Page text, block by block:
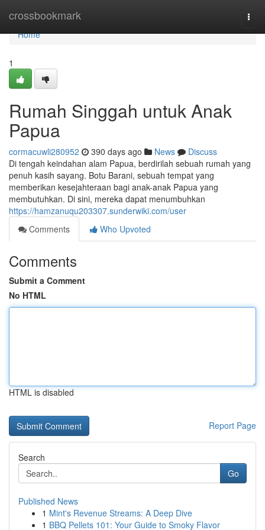
crossbookmark
Home
Home
1
Rumah Singgah untuk Anak
Papua
cormacuwli280952 390 days ago News
Discuss
Di tengah keindahan alam Papua, berdirilah sebuah rumah yang
penuh kasih sayang. Botu Barani, sebuah tempat yang
memberikan kesejahteraan bagi anak-anak Papua yang
membutuhkan. Di sini, mereka dapat menumbuhkan
https://hamzanuqu203307.sunderwiki.com/user
Comments
Who Upvoted
Comments
Submit a Comment
No HTML
HTML is disabled
Report Page
Search
Go
Published News
1 Mint's Revenue Streams: A Deep Dive
1 BBQ Pellets 101: Your Guide to Smoky Flavor